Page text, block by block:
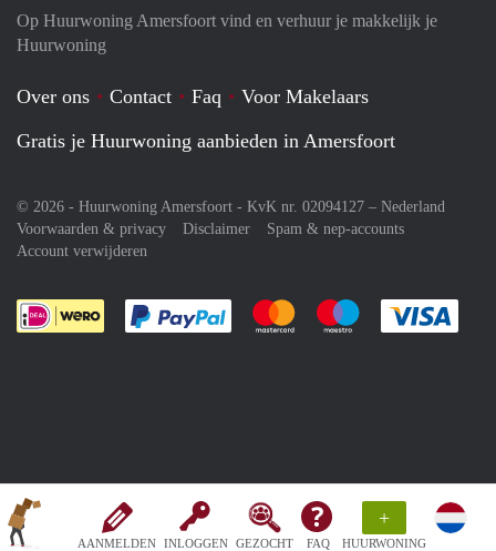
AANMELDEN INLOGGEN GEZOCHT FAQ
+
HUURWONING
Op Huurwoning Amersfoort vind en verhuur je makkelijk je
Huurwoning
Over ons Contact Faq
Voor Makelaars
Gratis je Huurwoning aanbieden in Amersfoort
© 2026 - Huurwoning Amersfoort - KvK nr. 02094127 – Nederland
Voorwaarden & privacy
Disclaimer
Spam & nep-accounts
Account verwijderen
Je rekent gemakkelijk af met Paypal
Je rekent gemakkelijk af met
Je rekent